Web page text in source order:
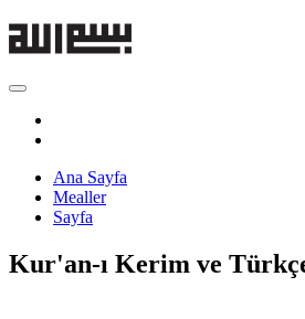
Ana Sayfa
Mealler
Sayfa
Kur'an-ı Kerim ve